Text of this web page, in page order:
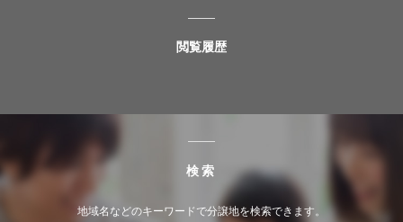
閲覧履歴
検索
地域名などのキーワードで分譲地を検索できます。